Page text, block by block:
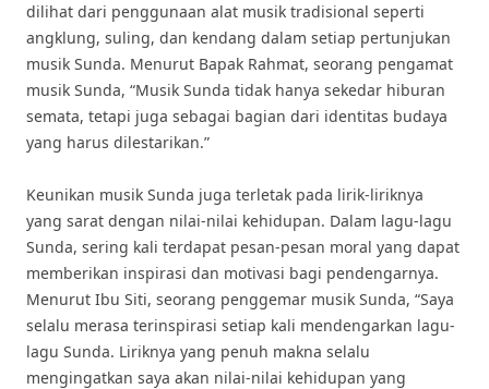
dilihat dari penggunaan alat musik tradisional seperti
angklung, suling, dan kendang dalam setiap pertunjukan
musik Sunda. Menurut Bapak Rahmat, seorang pengamat
musik Sunda, “Musik Sunda tidak hanya sekedar hiburan
semata, tetapi juga sebagai bagian dari identitas budaya
yang harus dilestarikan.”
Keunikan musik Sunda juga terletak pada lirik-liriknya
yang sarat dengan nilai-nilai kehidupan. Dalam lagu-lagu
Sunda, sering kali terdapat pesan-pesan moral yang dapat
memberikan inspirasi dan motivasi bagi pendengarnya.
Menurut Ibu Siti, seorang penggemar musik Sunda, “Saya
selalu merasa terinspirasi setiap kali mendengarkan lagu-
lagu Sunda. Liriknya yang penuh makna selalu
mengingatkan saya akan nilai-nilai kehidupan yang